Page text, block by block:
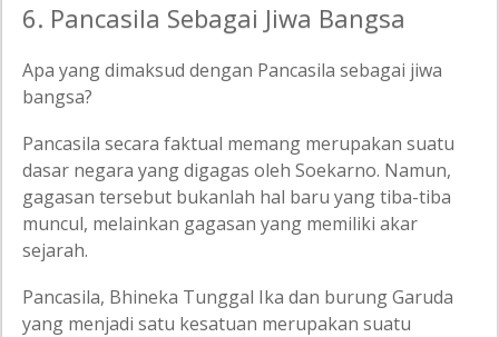
6. Pancasila Sebagai Jiwa Bangsa
Apa yang dimaksud dengan Pancasila sebagai jiwa
bangsa?
Pancasila secara faktual memang merupakan suatu
dasar negara yang digagas oleh Soekarno. Namun,
gagasan tersebut bukanlah hal baru yang tiba-tiba
muncul, melainkan gagasan yang memiliki akar
sejarah.
Pancasila, Bhineka Tunggal Ika dan burung Garuda
yang menjadi satu kesatuan merupakan suatu